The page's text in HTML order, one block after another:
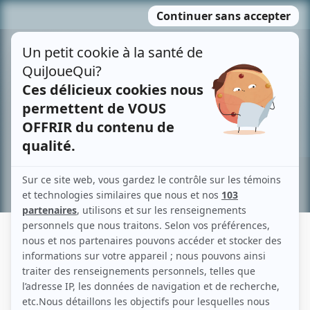
MENU
contenu
Recherche avancée »
MEEGWUN FAIRBROTHER